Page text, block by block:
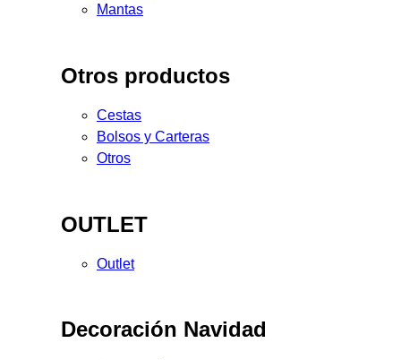
Mantas
Otros productos
Cestas
Bolsos y Carteras
Otros
OUTLET
Outlet
Decoración Navidad